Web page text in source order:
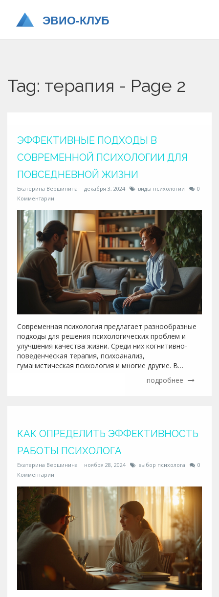
Tag: терапия - Page 2
ЭФФЕКТИВНЫЕ ПОДХОДЫ В
СОВРЕМЕННОЙ ПСИХОЛОГИИ ДЛЯ
ПОВСЕДНЕВНОЙ ЖИЗНИ
Екатерина Вершинина декабря 3, 2024 виды психологии
0
Комментарии
Современная психология предлагает разнообразные
подходы для решения психологических проблем и
улучшения качества жизни. Среди них когнитивно-
поведенческая терапия, психоанализ,
гуманистическая психология и многие другие. В
особенности, приводятся советы по выбору подхода,
подробнее
КАК ОПРЕДЕЛИТЬ ЭФФЕКТИВНОСТЬ
РАБОТЫ ПСИХОЛОГА
Екатерина Вершинина ноября 28, 2024 выбор психолога
0
Комментарии